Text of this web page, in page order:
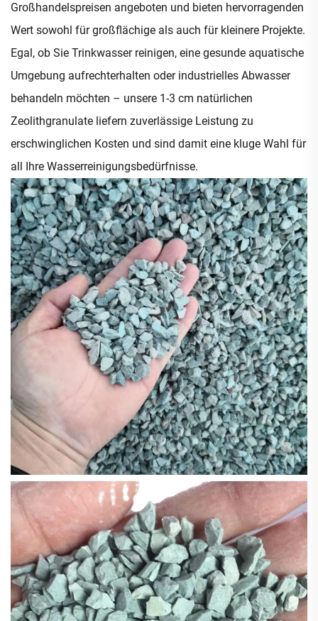
Großhandelspreisen angeboten und bieten hervorragenden
Wert sowohl für großflächige als auch für kleinere Projekte.
Egal, ob Sie Trinkwasser reinigen, eine gesunde aquatische
Umgebung aufrechterhalten oder industrielles Abwasser
behandeln möchten – unsere 1-3 cm natürlichen
Zeolithgranulate liefern zuverlässige Leistung zu
erschwinglichen Kosten und sind damit eine kluge Wahl für
all Ihre Wasserreinigungsbedürfnisse.